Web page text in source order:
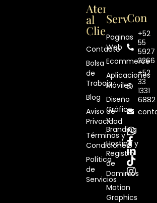
Atención
al
Cliente
Contacto
Bolsa
de
Trabajo
Blog
Aviso de
Privacidad
Términos y
Condiciones
Política
de
Servicios
Servicios
Paginas
Web
Ecommerce
Aplicaciones
Móviles
Diseño
Gráfico
y
Branding
Hosting y
Registro
de
Dominios
Motion
Graphics
+52
55
5927
2266
+52
33
1331
6882